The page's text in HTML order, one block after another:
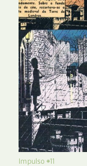
Impulso #11